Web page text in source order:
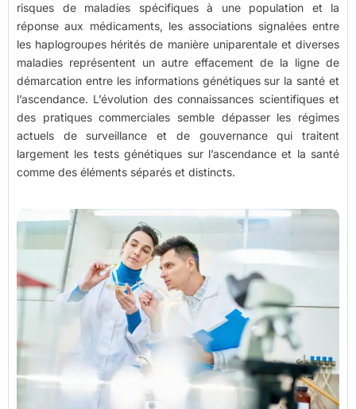
risques de maladies spécifiques à une population et la
réponse aux médicaments, les associations signalées entre
les haplogroupes hérités de manière uniparentale et diverses
maladies représentent un autre effacement de la ligne de
démarcation entre les informations génétiques sur la santé et
l’ascendance. L’évolution des connaissances scientifiques et
des pratiques commerciales semble dépasser les régimes
actuels de surveillance et de gouvernance qui traitent
largement les tests génétiques sur l’ascendance et la santé
comme des éléments séparés et distincts.